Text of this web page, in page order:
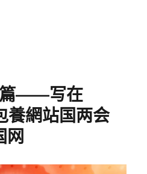
篇——写在
網站国两会
网